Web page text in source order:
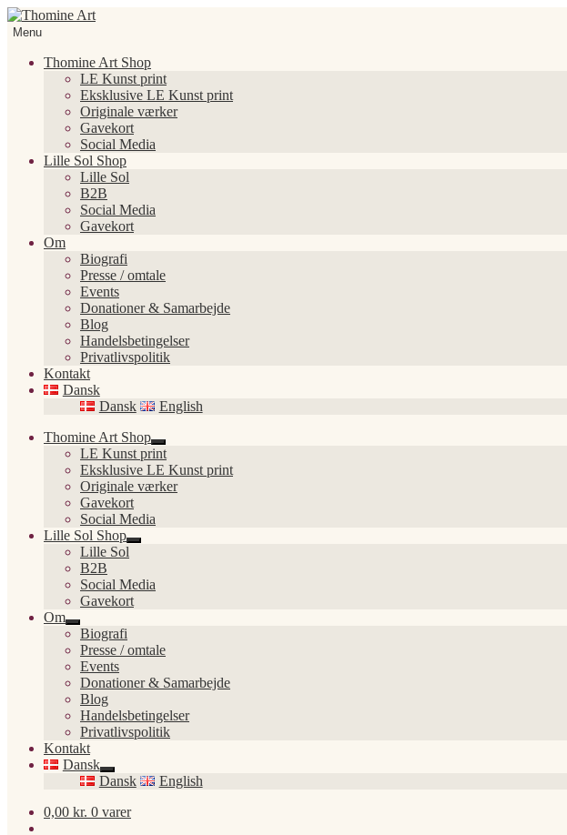
Spring
til
Spring
tilMenu
Thomine Art Shop
LE Kunst print
Eksklusive LE Kunst print
Originale værker
Gavekort
Social Media
Lille Sol Shop
Lille Sol
B2B
Social Media
Gavekort
Om
Biografi
Presse / omtale
Events
Donationer & Samarbejde
Blog
Handelsbetingelser
Privatlivspolitik
Kontakt
Dansk
Dansk
English
Thomine Art Shop
Udfold
undermenu
LE Kunst print
Eksklusive LE Kunst print
Originale værker
Gavekort
Social Media
Lille Sol Shop
Udfold
Lille Sol
B2B
Social Media
Gavekort
Om
Udfold
undermenu
Biografi
Presse / omtale
Events
Donationer & Samarbejde
Blog
Handelsbetingelser
Privatlivspolitik
Kontakt
Dansk
Udfold
undermenu
Dansk
English
0,00 kr. 0 varer